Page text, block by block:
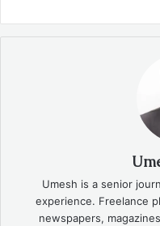
Umesh is a senior
experience. Freelance
newspapers,